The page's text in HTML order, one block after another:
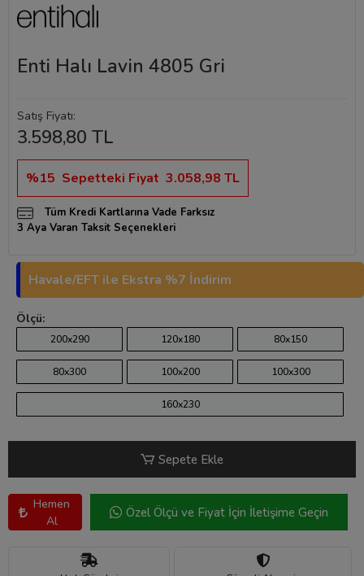
Enti Halı Lavin 4805 Gri
Satış Fiyatı:
3.598,80 TL
%15 Sepetteki Fiyat 3.058,98 TL
Tüm Kredi Kartlarına Vade Farksız
3 Aya Varan Taksit Seçenekleri
Havale/EFT ile Ekstra %7 İndirim
Ölçü:
200x290 120x180 80x150
80x300 100x200 100x300
160x230
Sepete Ekle
Hemen
Al
Özel Ölçü ve Fiyat İçin İletişime Geçin